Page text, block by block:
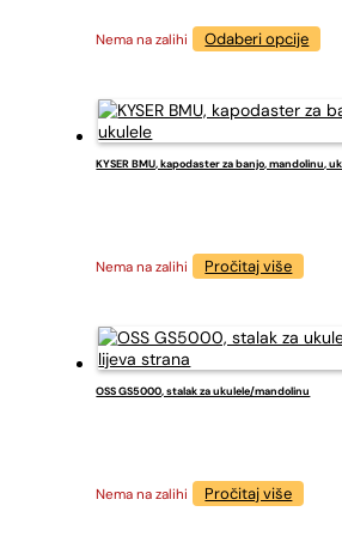
Nema na zalihi Odaberi opcije
više
se
KYSER BMU, kapodaster za banjo, mandolinu,
Nema na zalihi Pročitaj više
OSS GS5000, stalak za ukulele/mandolinu
Nema na zalihi Pročitaj više